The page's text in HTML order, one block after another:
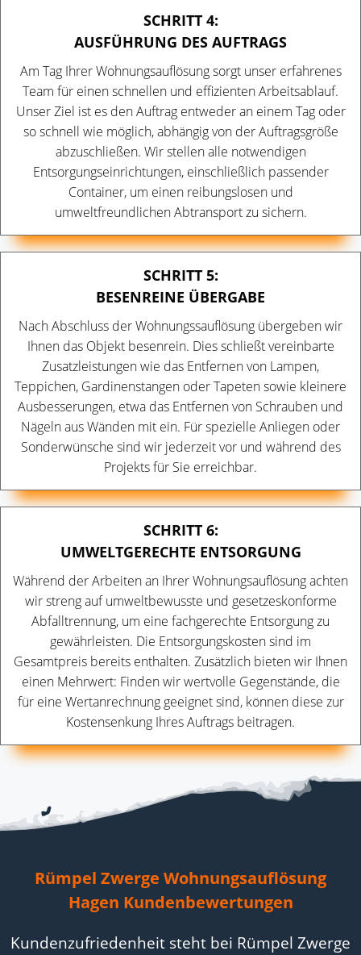
SCHRITT 4:
AUSFÜHRUNG DES AUFTRAGS
Am Tag Ihrer Wohnungsauflösung sorgt unser erfahrenes
Team für einen schnellen und effizienten Arbeitsablauf.
Unser Ziel ist es den Auftrag entweder an einem Tag oder
so schnell wie möglich, abhängig von der Auftragsgröße
abzuschließen. Wir stellen alle notwendigen
Entsorgungseinrichtungen, einschließlich passender
Container, um einen reibungslosen und
umweltfreundlichen Abtransport zu sichern.
SCHRITT 5:
BESENREINE ÜBERGABE
Nach Abschluss der Wohnungssauflösung übergeben wir
Ihnen das Objekt besenrein. Dies schließt vereinbarte
Zusatzleistungen wie das Entfernen von Lampen,
Teppichen, Gardinenstangen oder Tapeten sowie kleinere
Ausbesserungen, etwa das Entfernen von Schrauben und
Nägeln aus Wänden mit ein. Für spezielle Anliegen oder
Sonderwünsche sind wir jederzeit vor und während des
Projekts für Sie erreichbar.
SCHRITT 6:
UMWELTGERECHTE ENTSORGUNG
Während der Arbeiten an Ihrer Wohnungsauflösung achten
wir streng auf umweltbewusste und gesetzeskonforme
Abfalltrennung, um eine fachgerechte Entsorgung zu
gewährleisten. Die Entsorgungskosten sind im
Gesamtpreis bereits enthalten. Zusätzlich bieten wir Ihnen
einen Mehrwert: Finden wir wertvolle Gegenstände, die
für eine Wertanrechnung geeignet sind, können diese zur
Kostensenkung Ihres Auftrags beitragen.
Rümpel Zwerge Wohnungsauflösung
Hagen Kundenbewertungen
Kundenzufriedenheit steht bei Rümpel Zwerge